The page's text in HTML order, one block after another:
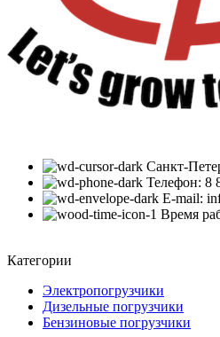
Санкт-
Телефон: 8
E-mail:
Время
Категории
Электропогрузчики
Дизельные погрузчики
Бензиновые погрузчики